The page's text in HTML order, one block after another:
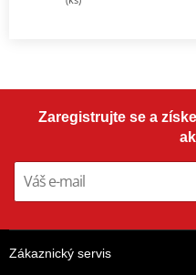
Zaregistrujte se a
Zákaznický servis